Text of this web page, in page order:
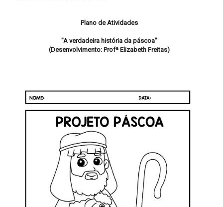
Plano de Atividades
"A verdadeira história da páscoa"
(Desenvolvimento: Profª Elizabeth Freitas)